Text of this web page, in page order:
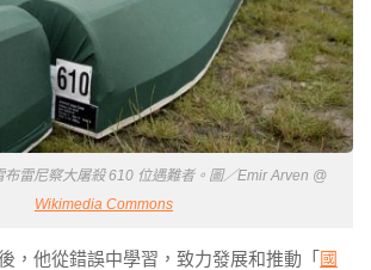
雷尼察大屠殺 610 位遇難者。圖／Emir Arven @
Wikimedia Commons
，他從錯誤中學習，致力發展和推動「 國